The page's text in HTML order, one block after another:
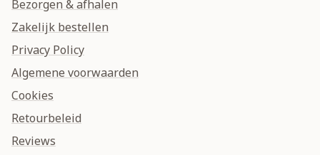
Bezorgen & afhalen
Zakelijk bestellen
Privacy Policy
Algemene voorwaarden
Cookies
Retourbeleid
Reviews